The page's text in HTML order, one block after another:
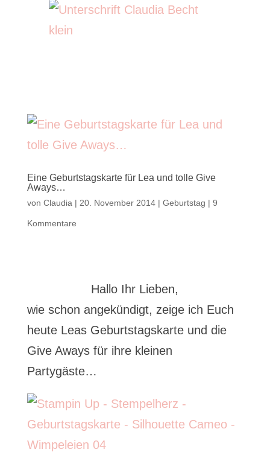
Eine Geburtstagskarte für Lea und tolle Give
Aways…
von Claudia | 20. November 2014| Geburtstag | 9
Kommentare
Hallo Ihr Lieben,
wie schon angekündigt, zeige ich Euch
heute Leas Geburtstagskarte und die
Give Aways für ihre kleinen
Partygäste…